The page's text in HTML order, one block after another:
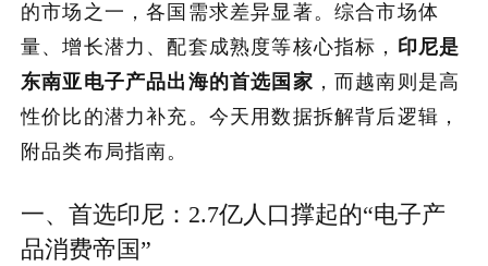
商务合作
关于我们
的市场之一，各国需求差异显著。综合市场体
量、增长潜力、配套成熟度等核心指标， 印尼是
东南亚电子产品出海的首选国家 ，而越南则是高
性价比的潜力补充。今天用数据拆解背后逻辑，
附品类布局指南。
一、首选印尼：2.7亿人口撑起的“电子产
品消费帝国”